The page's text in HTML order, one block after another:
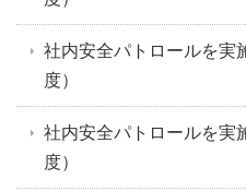
社内安全パトロールを実
度）
社内安全パトロールを実
度）